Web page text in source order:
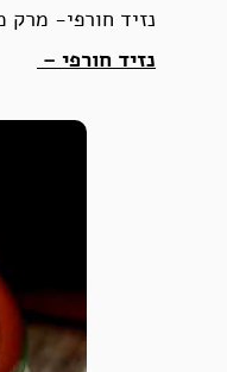
נזיד חורפי-
נזיד חורפי –